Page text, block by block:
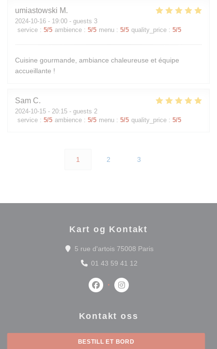
umiastowski M
2024-10-16 - 19:00 - guests 3
service : 5/5 ambience : 5/5 menu : 5/5 quality_price : 5/5
Cuisine gourmande, ambiance chaleureuse et équipe
accueillante !
Sam C
2024-10-15 - 20:15 - guests 2
service : 5/5 ambience : 5/5 menu : 5/5 quality_price : 5/5
1 2 3
Kart og Kontakt
5 rue d'artois 75008 Paris((åpner i et nytt
01 43 59 41 12
Facebook ((åpner i et nytt vindu))
Instagram ((åpner i et nytt
Kontakt oss
BESTILL ET BORD